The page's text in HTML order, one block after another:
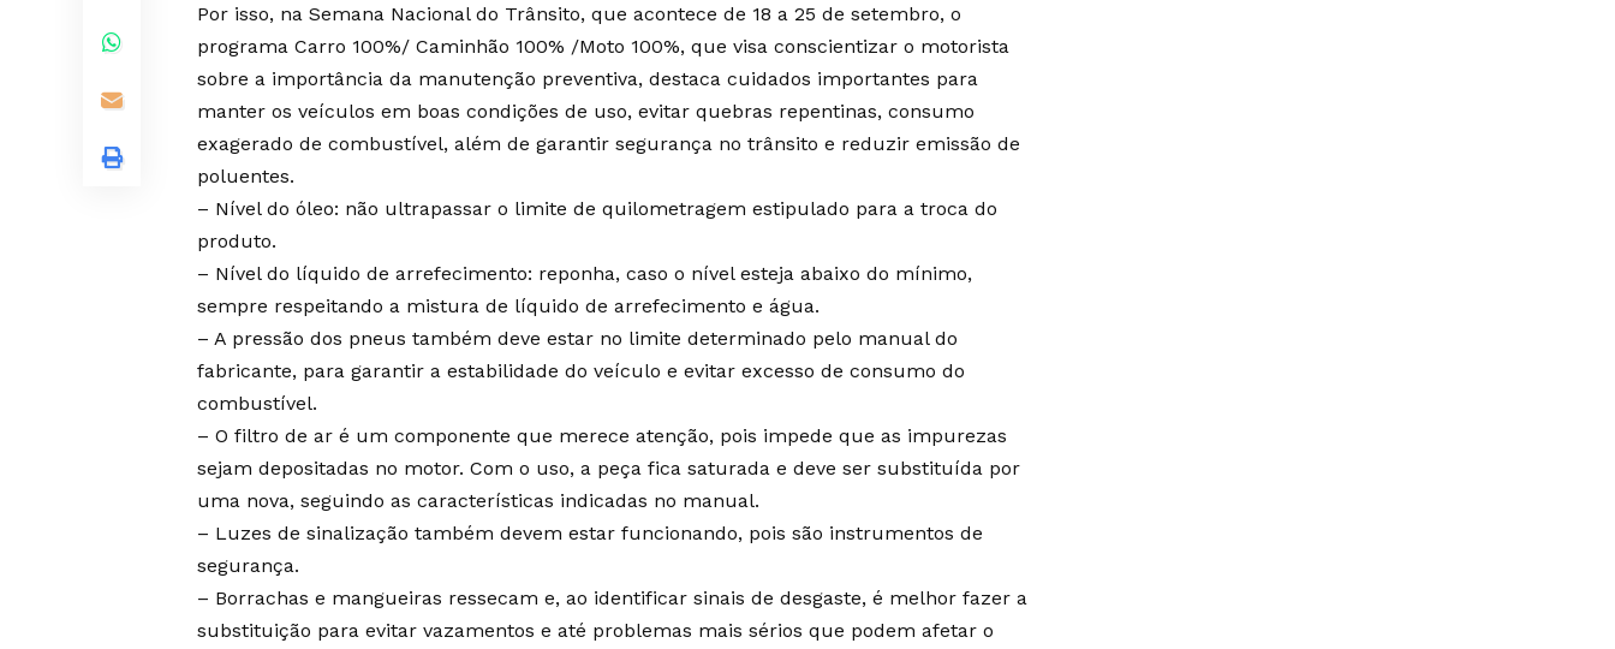
Por isso, na Semana Nacional do Trânsito, que acontece de 18 a 25 de setembro, o
programa Carro 100%/ Caminhão 100% /Moto 100%, que visa conscientizar o motorista
sobre a importância da manutenção preventiva, destaca cuidados importantes para
manter os veículos em boas condições de uso, evitar quebras repentinas, consumo
exagerado de combustível, além de garantir segurança no trânsito e reduzir emissão de
poluentes.
– Nível do óleo: não ultrapassar o limite de quilometragem estipulado para a troca do
produto.
– Nível do líquido de arrefecimento: reponha, caso o nível esteja abaixo do mínimo,
sempre respeitando a mistura de líquido de arrefecimento e água.
– A pressão dos pneus também deve estar no limite determinado pelo manual do
fabricante, para garantir a estabilidade do veículo e evitar excesso de consumo do
combustível.
– O filtro de ar é um componente que merece atenção, pois impede que as impurezas
sejam depositadas no motor. Com o uso, a peça fica saturada e deve ser substituída por
uma nova, seguindo as características indicadas no manual.
– Luzes de sinalização também devem estar funcionando, pois são instrumentos de
segurança.
– Borrachas e mangueiras ressecam e, ao identificar sinais de desgaste, é melhor fazer a
substituição para evitar vazamentos e até problemas mais sérios que podem afetar o